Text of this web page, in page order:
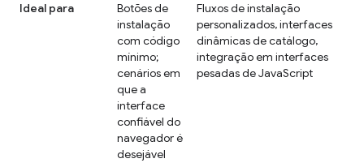
Ideal para
Botões de
instalação
com código
mínimo;
cenários em
que a
interface
confiável do
navegador é
desejável
Fluxos de instalação
personalizados, interfaces
dinâmicas de catálogo,
integração em interfaces
pesadas de JavaScript